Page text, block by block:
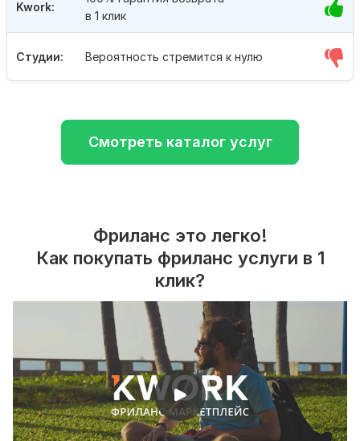
Студии: Вероятность стремится к нулю
Kwork:
в 1 клик
Смотреть каталог услуг
Фриланс это легко!
Как покупать фриланс услуги в 1
клик?